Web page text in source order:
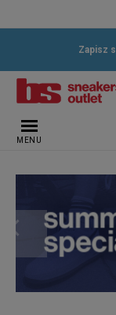
Zapisz
MENU